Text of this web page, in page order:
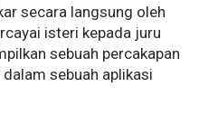
secara langsung oleh
isteri kepada juru
sebuah percakapan
sebuah aplikasi